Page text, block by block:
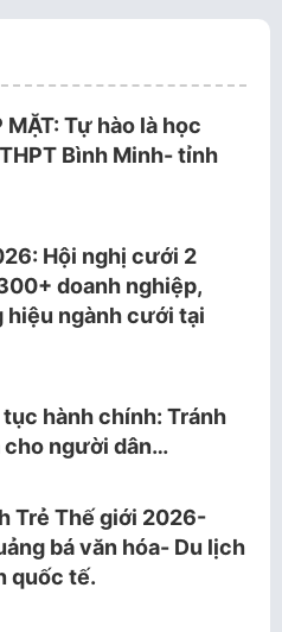
MẶT: Tự hào là học
Bình Minh- tỉnh
Hội nghị cưới 2
doanh nghiệp,
hiệu ngành cưới tại
hành chính: Tránh
cho người dân…
Trẻ Thế giới 2026-
bá văn hóa- Du lịch
quốc tế.